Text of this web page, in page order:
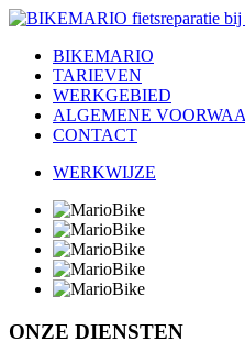
BIKEMARIO
TARIEVEN
WERKGEBIED
ALGEMENE
CONTACT
WERKWIJZE
ONZE DIENSTEN